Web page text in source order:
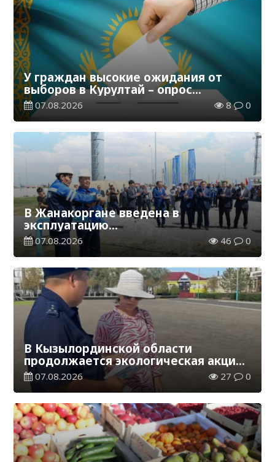
У граждан высокие ожидания от
выборов в Курултай – опрос
общественного мнения
07.08.2026 8 0
В Жанакоргане введена в
эксплуатацию
водораспределительная станция
07.08.2026 46 0
В Кызылординской области
продолжается экологическая акция
«Таза Қазақстан»
07.08.2026 27 0